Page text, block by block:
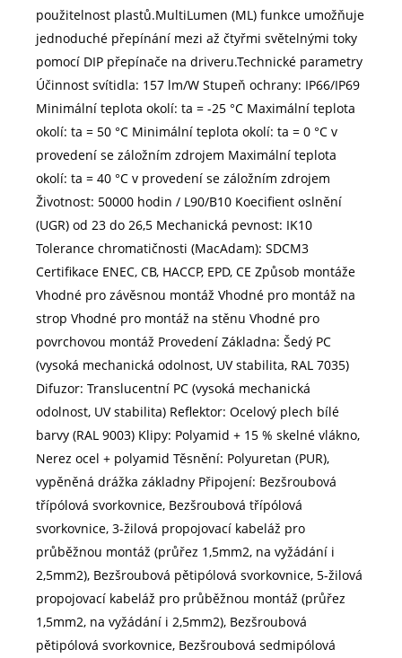
použitelnost plastů.MultiLumen (ML) funkce umožňuje
jednoduché přepínání mezi až čtyřmi světelnými toky
pomocí DIP přepínače na driveru.Technické parametry
Účinnost svítidla: 157 lm/W Stupeň ochrany: IP66/IP69
Minimální teplota okolí: ta = -25 °C Maximální teplota
okolí: ta = 50 °C Minimální teplota okolí: ta = 0 °C v
provedení se záložním zdrojem Maximální teplota
okolí: ta = 40 °C v provedení se záložním zdrojem
Životnost: 50000 hodin / L90/B10 Koecifient oslnění
(UGR) od 23 do 26,5 Mechanická pevnost: IK10
Tolerance chromatičnosti (MacAdam): SDCM3
Certifikace ENEC, CB, HACCP, EPD, CE Způsob montáže
Vhodné pro závěsnou montáž Vhodné pro montáž na
strop Vhodné pro montáž na stěnu Vhodné pro
povrchovou montáž Provedení Základna: Šedý PC
(vysoká mechanická odolnost, UV stabilita, RAL 7035)
Difuzor: Translucentní PC (vysoká mechanická
odolnost, UV stabilita) Reflektor: Ocelový plech bílé
barvy (RAL 9003) Klipy: Polyamid + 15 % skelné vlákno,
Nerez ocel + polyamid Těsnění: Polyuretan (PUR),
vypěněná drážka základny Připojení: Bezšroubová
třípólová svorkovnice, Bezšroubová třípólová
svorkovnice, 3-žilová propojovací kabeláž pro
průběžnou montáž (průřez 1,5mm2, na vyžádání i
2,5mm2), Bezšroubová pětipólová svorkovnice, 5-žilová
propojovací kabeláž pro průběžnou montáž (průřez
1,5mm2, na vyžádání i 2,5mm2), Bezšroubová
pětipólová svorkovnice, Bezšroubová sedmipólová